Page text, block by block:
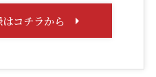
コチラから